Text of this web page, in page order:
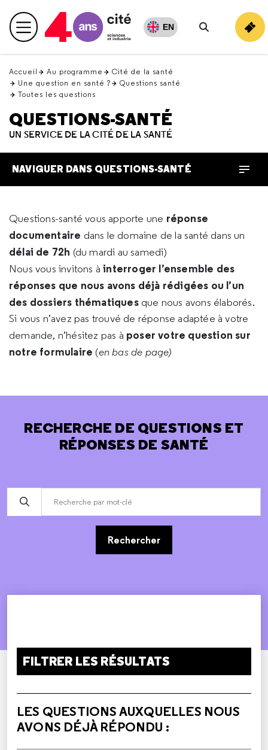
en
haut Menu principal EN
Rechercher
Accueil Au programme
Cité de la santé
Une question en santé ?
Questions santé
Toutes les questions
QUESTIONS-SANTÉ
UN SERVICE DE LA CITÉ DE LA SANTÉ
NAVIGUER DANS QUESTIONS-SANTÉ
Questions-santé vous apporte une réponse
documentaire dans le domaine de la santé dans un
délai de 72h (du mardi au samedi)
Nous vous invitons àinterroger l’ensemble des
réponses que nous avons déjà rédigées ou l’un
des dossiers thématiques que nous avons élaborés.
Si vous n’avez pas trouvé de réponse adaptée à votre
demande, n’hésitez pas à poser votre question sur
notre formulaire (en bas de page)
RECHERCHE DE QUESTIONS ET
RÉPONSES DE SANTÉ
Rechercher
FILTRER LES RÉSULTATS
LES QUESTIONS AUXQUELLES NOUS
AVONS DÉJÀ RÉPONDU :